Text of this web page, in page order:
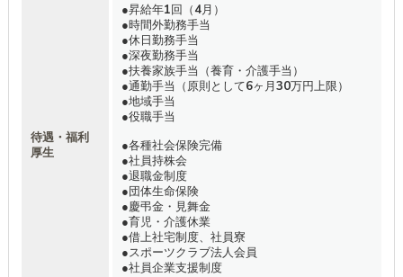
待遇・福利
厚生
●昇給年1回（4月）
●時間外勤務手当
●休日勤務手当
●深夜勤務手当
●扶養家族手当（養育・介護手当）
●通勤手当（原則として6ヶ月30万円上限）
●地域手当
●役職手当
●各種社会保険完備
●社員持株会
●退職金制度
●団体生命保険
●慶弔金・見舞金
●育児・介護休業
●借上社宅制度、社員寮
●スポーツクラブ法人会員
●社員企業支援制度